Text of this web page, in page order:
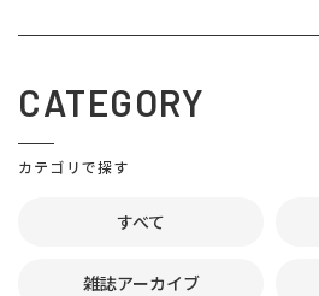
CATEGORY
カテゴリで探す
すべて
雑誌アーカイブ